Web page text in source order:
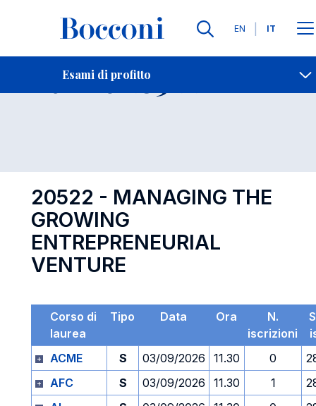
Lingue
EN IT
Esami di profitto
Contatti
Esame 20522 Open
20522 - MANAGING THE
GROWING
ENTREPRENEURIAL
VENTURE
Corso di
laurea
Tipo Data Ora
N.
iscrizioni
ACME
S 03/09/2026 11.30 0
AFC
S 03/09/2026 11.30 1